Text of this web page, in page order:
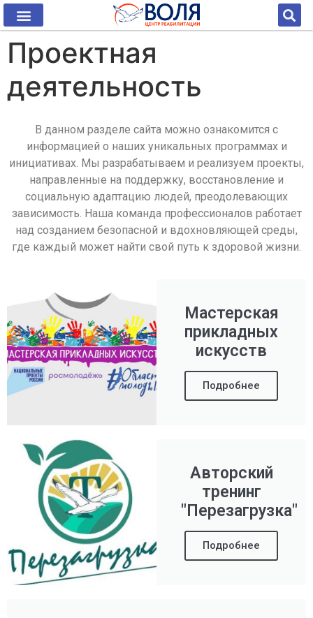
Проектная
деятельность
В данном разделе сайта можно ознакомится с
информацией о наших уникальных программах и
инициативах. Мы разрабатываем и реализуем проекты,
направленные на поддержку, восстановление и
социальную адаптацию людей, преодолевающих
зависимость. Наша команда профессионалов работает
над созданием безопасной и вдохновляющей среды,
где каждый может найти свой путь к здоровой жизни.
Мастерская
прикладных
искусств
Подробнее
Авторский
тренинг
"Перезагрузка"
Подробнее